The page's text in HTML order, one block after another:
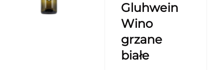
Gluhwein
Wino
grzane
białe